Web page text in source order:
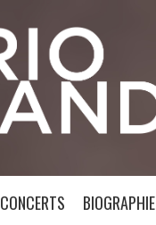
CONCERTS BIOGRAPHIE